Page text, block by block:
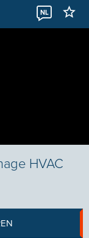
NL
HVAC